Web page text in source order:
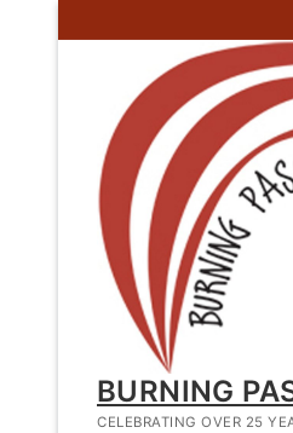
to
BURNING
CELEBRATING OVER 25